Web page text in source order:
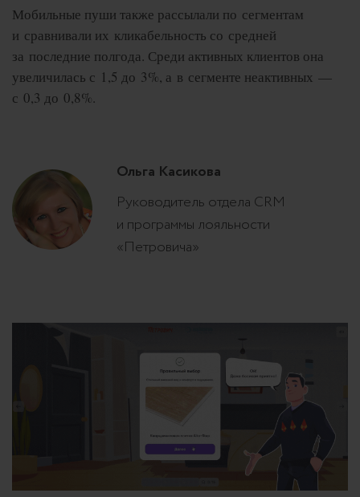
Мобильные пуши также рассылали по сегментам
и сравнивали их кликабельность со средней
за последние полгода. Среди активных клиентов она
увеличилась с 1,5 до 3%, а в сегменте неактивных —
с 0,3 до 0,8%.
Ольга Касикова
Руководитель отдела CRM
и программы лояльности
«Петровича»